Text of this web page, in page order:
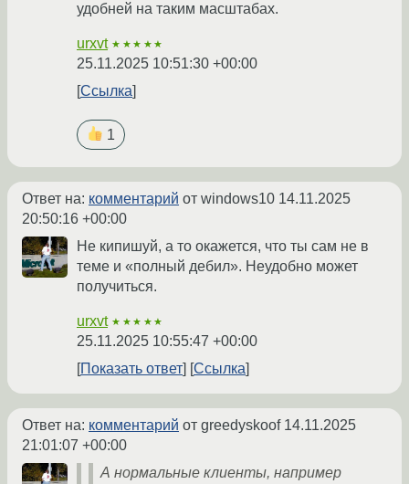
удобней на таким масштабах.
urxvt ★★★★★
25.11.2025 10:51:30 +00:00
Ссылка
1
Ответ на: комментарий от windows10 14.11.2025
20:50:16 +00:00
Не кипишуй, а то окажется, что ты сам не в
теме и «полный дебил». Неудобно может
получиться.
urxvt ★★★★★
25.11.2025 10:55:47 +00:00
Показать ответ
Ссылка
Ответ на: комментарий от greedyskoof 14.11.2025
21:01:07 +00:00
А нормальные клиенты, например